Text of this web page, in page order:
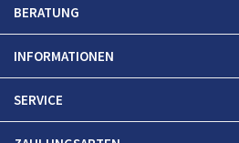
BERATUNG
INFORMATIONEN
SERVICE